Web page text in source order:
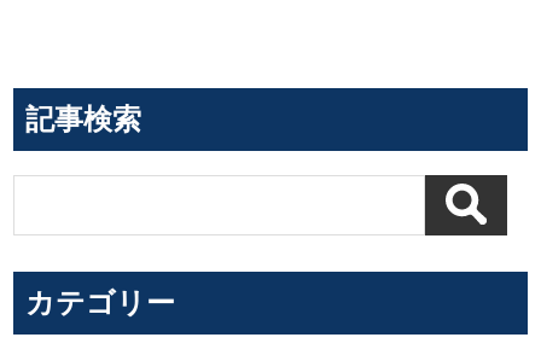
記事検索
カテゴリー